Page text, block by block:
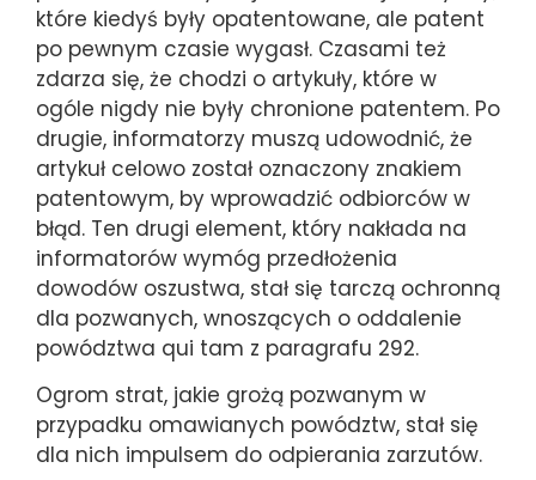
które kiedyś były opatentowane, ale patent
po pewnym czasie wygasł. Czasami też
zdarza się, że chodzi o artykuły, które w
ogóle nigdy nie były chronione patentem. Po
drugie, informatorzy muszą udowodnić, że
artykuł celowo został oznaczony znakiem
patentowym, by wprowadzić odbiorców w
błąd. Ten drugi element, który nakłada na
informatorów wymóg przedłożenia
dowodów oszustwa, stał się tarczą ochronną
dla pozwanych, wnoszących o oddalenie
powództwa qui tam z paragrafu 292.
Ogrom strat, jakie grożą pozwanym w
przypadku omawianych powództw, stał się
dla nich impulsem do odpierania zarzutów.